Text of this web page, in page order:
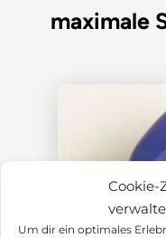
Cookie-
Um dir ein optimales
maximale